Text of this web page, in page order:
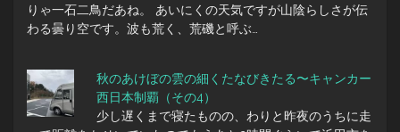
りゃ一石二鳥だあね。 あいにくの天気ですが山陰らしさが伝
わる曇り空です。波も荒く、荒磯と呼ぶ…
秋のあけぼの雲の細くたなびきたる〜キャンカー
西日本制覇（その4）
少し遅くまで寝たものの、わりと昨夜のうちに走